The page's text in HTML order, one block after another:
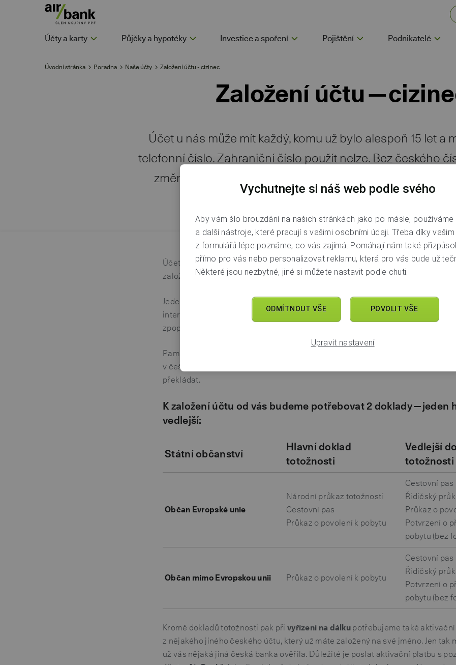
Účty a karty Půjčky a hypotéky Investice a spoření Pojištění Podnikatelé
Založení účtu —
Účet u nás může mít každý, komu už bylo alespoň 15 let a
telefonní číslo. Zahraniční číslo použít nelze. Bez českého
změnit některá bezpečnostní nastavení a ověření nebo
produkt.
Založení účtu - cizinec
Naše účty
Poradna
Úvodní stránka
Účet si založíte snadno onlinenebo se za námi můžetezastavit. Rádi vás
založíme společně. Třeba u kávy.
Jeden běžný účet pro každou měnu pro vás máme zdarma a bez podmínek. Ve
internetovém bankovnictví si pak budete moci vybrat další volitelné služby,
zpoplatněné dle našeho
Pamatujte, že všechny naše smlouvy, internetové bankovnictví i mobilní
v češtině. Pokud neumíte dobře česky, je potřeba vzít si s sebou někoho, kdo
překládat.
K založení účtu od vás budeme potřebovat 2 doklady — jeden
vedlejší:
Státní občanství
Hlavní doklad
totožnosti
Vedlejší
totožnosti
Občan Evropské unie
Národní průkaz totožnosti
Cestovní pas
Průkaz o povolení k pobytu
Cestovní pas
Řidičský
Průkaz o
Potvrzení o
pobytu (bez
Občan mimo Evropskou unii Průkaz o povolení k pobytu
Cestovní pas
Řidičský
Potvrzení o
pobytu (bez
Kromě dokladů totožnosti pak při vyřízení na dálku potřebujeme také
z nějakého jiného českého účtu, který už máte založený na své jméno. Jen tak
už vás nějaká jiná česká banka ověřila. Důležité je poslat aktivační platbu s
Vychutnejte si náš web podle svého
Aby vám šlo brouzdání na našich stránkách jako po másle,
a další nástroje, které pracují s vašimi osobními údaji. Třeba díky vašim
z formulářů lépe poznáme, co vás zajímá. Pomáhají nám také
přímo pro vás nebo personalizovat reklamu, která pro vás bude
Některé jsou nezbytné, jiné si můžete nastavit podle chuti.
ODMÍTNOUT VŠE POVOLIT VŠE
Upravit nastavení